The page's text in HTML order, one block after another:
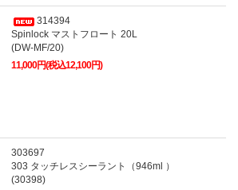
314394
Spinlock マストフロート 20L
(DW-MF/20)
11,000円(税込12,100円)
303697
303 タッチレスシーラント（946ml ）
(30398)